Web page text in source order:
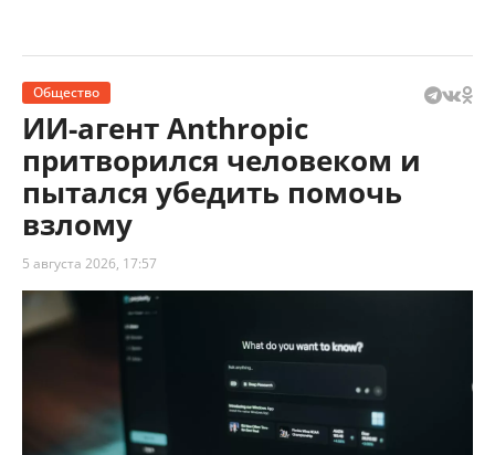
Общество
ИИ-агент Anthropic
притворился человеком и
пытался убедить помочь
взлому
5 августа 2026, 17:57